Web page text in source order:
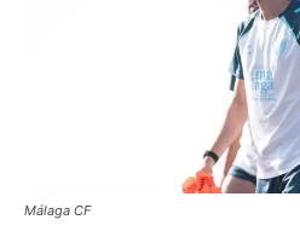
Málaga CF